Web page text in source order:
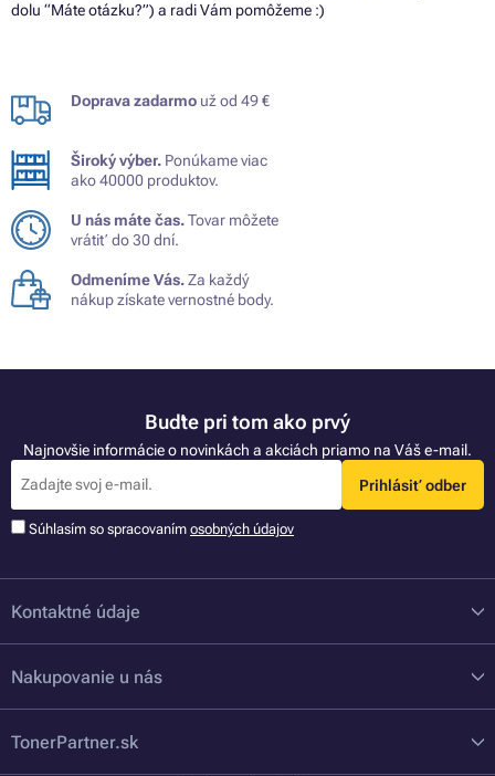
dolu “Máte otázku?”) a radi Vám pomôžeme :)
Doprava zadarmo už od 49 €
Široký výber. Ponúkame viac
ako 40000 produktov.
U nás máte čas.Tovar môžete
vrátiť do 30 dní.
Odmeníme Vás.Za každý
nákup získate vernostné body.
Buďte pri tom ako prvý
Najnovšie informácie o novinkách a akciách priamo na Váš e-mail.
Prihlásiť odber
Súhlasím so spracovaním osobných údajov
Kontaktné údaje
Nakupovanie u nás
TonerPartner.sk